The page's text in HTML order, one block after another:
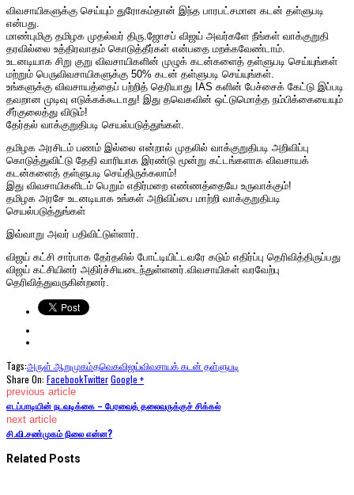
விவசாயிகளுக்கு செய்யும் துரோகம்தான் இந்த பாரபட்சமான கடன் தள்ளுபடி
என்பது.
மாண்புமிகு தமிழக முதல்வர் திரு.ஜோசப் விஜய் அவர்களே நீங்கள் வாக்குறுதி
தரவில்லை உத்திரவாதம் கொடுத்தீர்கள் என்பதை மறக்கவேண்டாம்.
உடனடியாக சிறு குறு விவசாயிகளின் முழுக் கடன்களைத் தள்ளுபடி செய்யுங்கள்
மற்றும் பெருவிவசாயிகளுக்கு 50% கடன் தள்ளுபடி செய்யுங்கள்.
உங்களுக்கு விவசாயத்தைப் பற்றித் தெரியாது IAS களின் பேச்சைக் கேட்டு இப்படி
தவறான முடிவு எடுக்கக்கூடாது! இது தவெகவின் ஒட்டுமொத்த நம்பிக்கையையும்
சீர்குலைத்து விடும்!
தேர்தல் வாக்குறுதிபடி செயல்படுத்துங்கள்.
தமிழக அரசிடம் பணம் இல்லை என்றால் முதலில் வாக்குறுதிபடி அறிவிப்பு
கொடுத்துவிட்டு தேதி வாரியாக இரண்டு மூன்று கட்டங்களாக விவசாயக்
கடன்களைத் தள்ளுபடி செய்திருக்கலாம்!
இது விவசாயிகளிடம் பெறும் எதிர்மறை எண்ணத்தையே உருவாக்கும்!
தமிழக அரசே உடனடியாக உங்கள் அறிவிப்பை மாற்றி வாக்குறுதிபடி
செயல்படுத்துங்கள்
இவ்வாறு அவர் பதிவிட்டுள்ளார்.
விஜய் கட்சி சார்பாக தேர்தலில் போட்டியிட்டவரே கடும் எதிர்ப்பு தெரிவித்திருப்பது
விஜய் கட்சியினர் அதிர்ச்சியடைந்துள்ளனர்.விவசாயிகள் வரவேற்பு
தெரிவித்துவருகின்றனர்.
Tags:அருள் ஆறுமுகம்தவெகவிஜய்விவசாயக் கடன் தள்ளுபடி
Share On: FacebookTwitterGoogle +
previous article
எடப்பாடியின் நடவடிக்கை – பேரவைத் தலைவருக்குச் சிக்கல்
next article
சி.வி.சண்முகம் நிலை என்ன?
Related Posts